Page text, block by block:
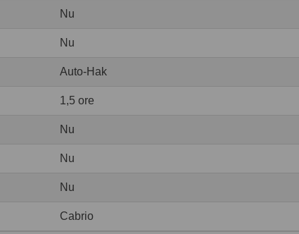
Nu
Nu
Auto-Hak
1,5 ore
Nu
Nu
Nu
Cabrio